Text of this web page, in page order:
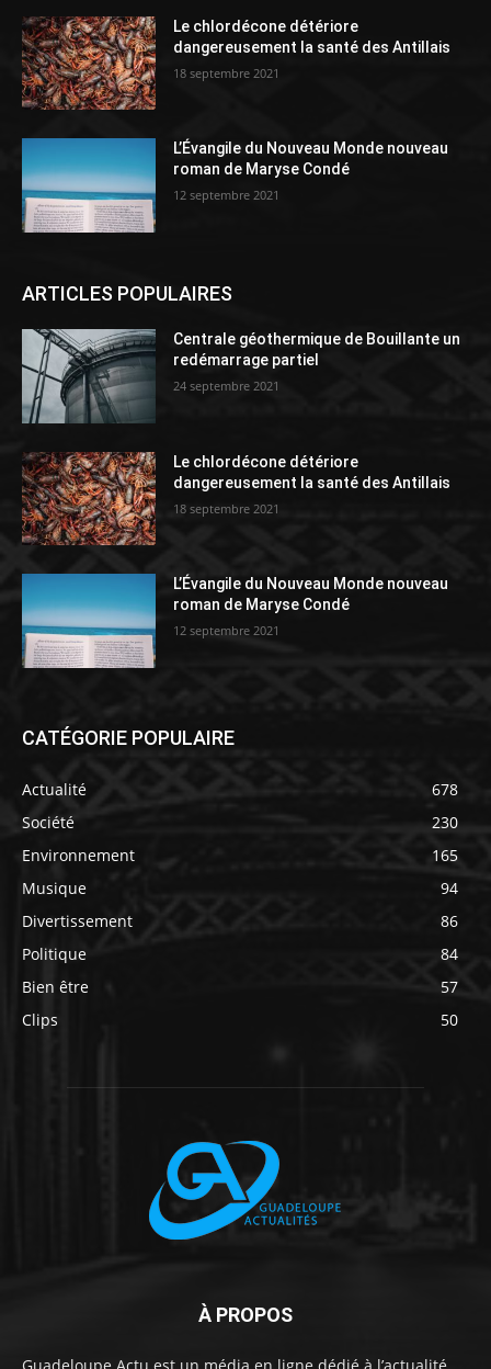
Le chlordécone détériore
dangereusement la santé des Antillais
18 septembre 2021
L’Évangile du Nouveau Monde nouveau
roman de Maryse Condé
12 septembre 2021
ARTICLES POPULAIRES
Centrale géothermique de Bouillante un
redémarrage partiel
24 septembre 2021
Le chlordécone détériore
dangereusement la santé des Antillais
18 septembre 2021
L’Évangile du Nouveau Monde nouveau
roman de Maryse Condé
12 septembre 2021
CATÉGORIE POPULAIRE
Actualité
678
Société
230
Environnement
165
Musique
94
Divertissement
86
Politique
84
Bien être
57
Clips
50
À PROPOS